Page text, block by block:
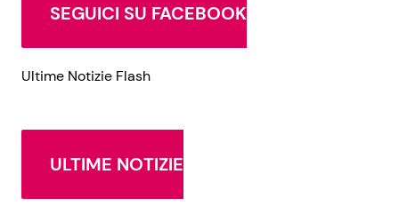
SEGUICI SU FACEBOOK
Ultime Notizie Flash
ULTIME NOTIZIE